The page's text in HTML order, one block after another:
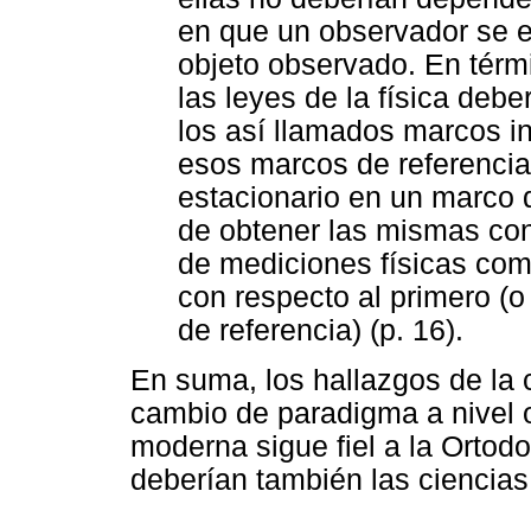
en que un observador se
objeto observado. En
las leyes de la física
los así llamados marcos
esos marcos de
estacionario en un marco
de obtener las mismas
de mediciones físicas
con respecto al primero
de referencia) (p. 16).
En suma, los hallazgos de la
cambio de paradigma a
moderna sigue fiel a la
deberían también las